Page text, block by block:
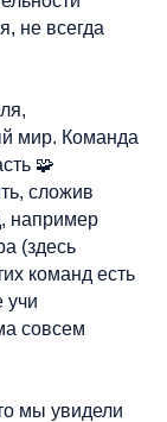
не всегда
мир. Команда
🧩
сложив
например
(здесь
команд есть
учи
совсем
мы увидели